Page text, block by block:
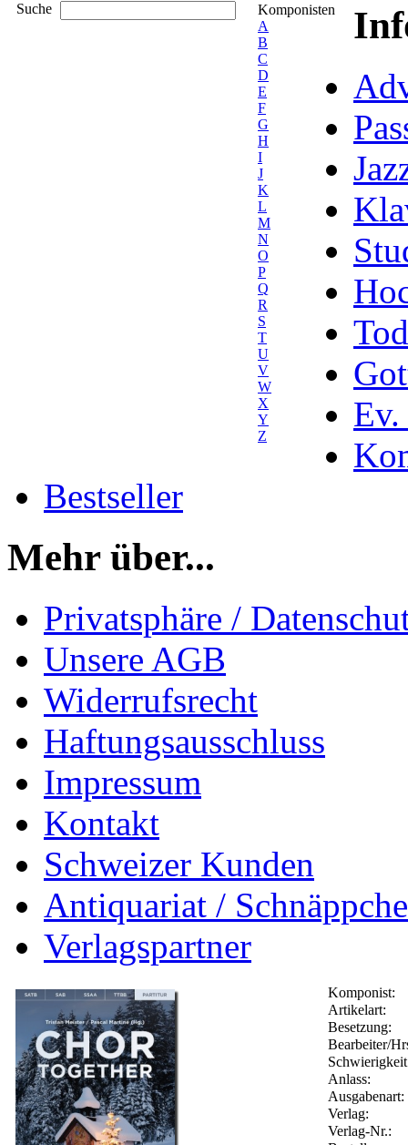
Suche
Komponisten
A
B
C
D
E
F
G
H
I
J
K
L
M
N
O
P
Q
R
S
T
U
V
W
X
Y
Z
Ev.
Bestseller
Mehr über...
Privatsphäre /
Unsere AGB
Widerrufsrecht
Haftungsausschluss
Impressum
Kontakt
Schweizer Kunden
Antiquariat /
Verlagspartner
Komponist:
Artikelart:
Besetzung:
Bearbeiter/
Anlass:
Ausgabenart:
Verlag:
Verlag-Nr.: